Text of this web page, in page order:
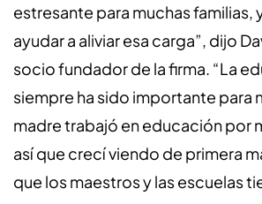
estresante para muchas familias,
ayudar a aliviar esa carga”, dijo
socio fundador de la firma. “La
siempre ha sido importante para
madre trabajó en educación por
así que crecí viendo de primera
que los maestros y las escuelas